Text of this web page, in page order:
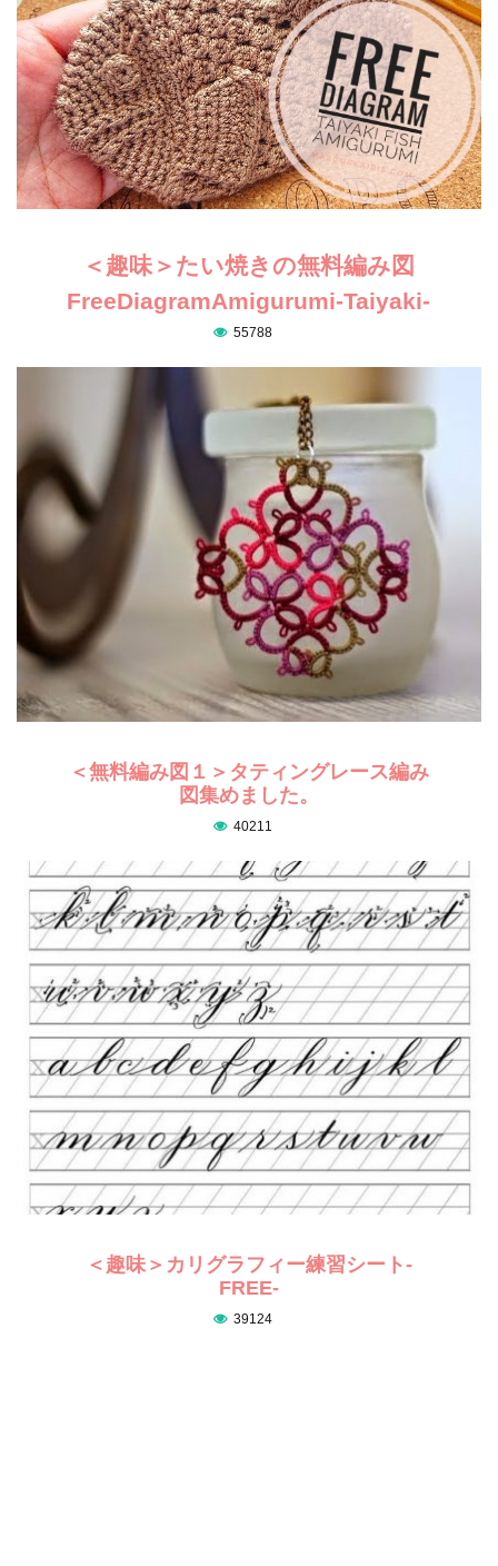
＜趣味＞たい焼きの無料編み図
FreeDiagramAmigurumi-Taiyaki-
55788
＜無料編み図１＞タティングレース編み
図集めました。
40211
＜趣味＞カリグラフィー練習シート-
FREE-
39124